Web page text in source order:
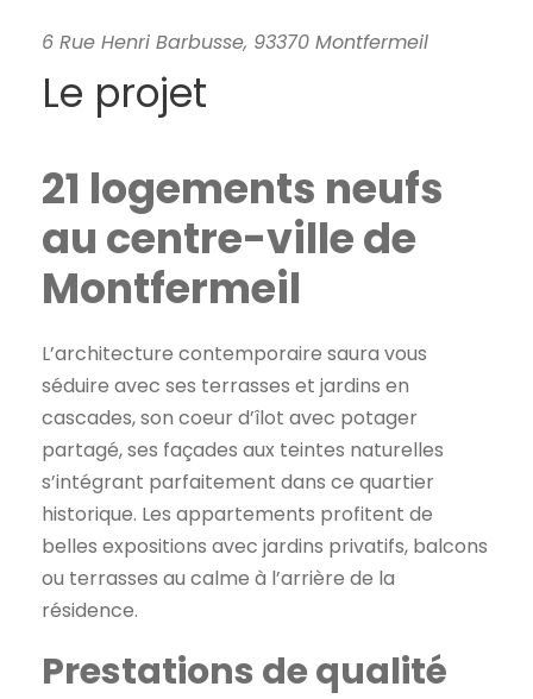
6 Rue Henri Barbusse, 93370 Montfermeil
Le projet
21 logements neufs
au centre-ville de
Montfermeil
L’architecture contemporaire saura vous
séduire avec ses terrasses et jardins en
cascades, son coeur d’îlot avec potager
partagé, ses façades aux teintes naturelles
s’intégrant parfaitement dans ce quartier
historique. Les appartements profitent de
belles expositions avec jardins privatifs, balcons
ou terrasses au calme à l’arrière de la
résidence.
Prestations de qualité